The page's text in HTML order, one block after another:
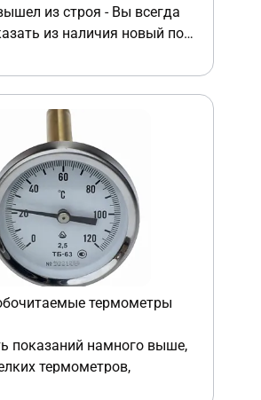
из строя - Вы всегда
из наличия новый по
в отличии от импортных
замена крана обойдется
термометры
показаний намного выше,
термометров,
в ручки кранов.